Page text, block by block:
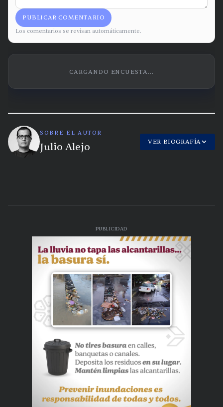
PUBLICAR COMENTARIO
Los comentarios se revisan automáticamente.
CARGANDO ENCUESTA...
SOBRE EL AUTOR
Julio Alejo VER BIOGRAFÍA
PUBLICIDAD